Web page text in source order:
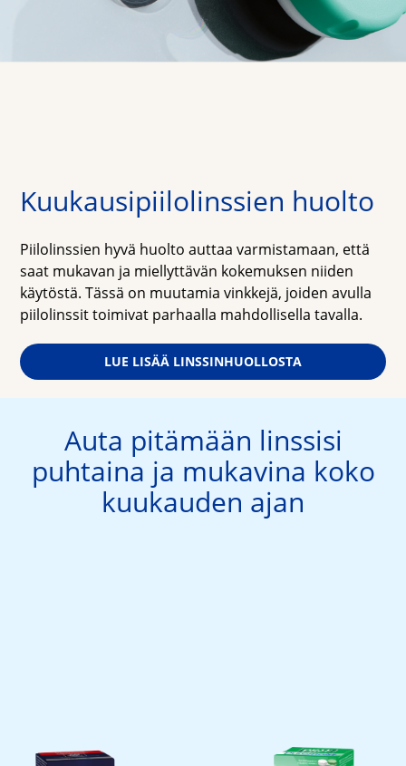
Kuukausipiilolinssien huolto
Piilolinssien hyvä huolto auttaa varmistamaan, että
saat mukavan ja miellyttävän kokemuksen niiden
käytöstä. Tässä on muutamia vinkkejä, joiden avulla
piilolinssit toimivat parhaalla mahdollisella tavalla.
LUE LISÄÄ LINSSINHUOLLOSTA
Auta pitämään linssisi
puhtaina ja mukavina koko
kuukauden ajan